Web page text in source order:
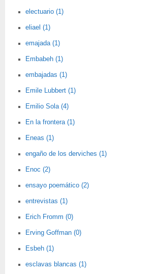
electuario (1)
eliael (1)
emajada (1)
Embabeh (1)
embajadas (1)
Emile Lubbert (1)
Emilio Sola (4)
En la frontera (1)
Eneas (1)
engaño de los derviches (1)
Enoc (2)
ensayo poemático (2)
entrevistas (1)
Erich Fromm (0)
Erving Goffman (0)
Esbeh (1)
esclavas blancas (1)